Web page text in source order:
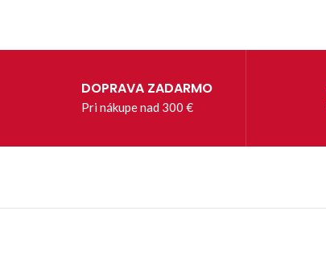
DOPRAVA ZADARMO
Pri nákupe nad 300 €